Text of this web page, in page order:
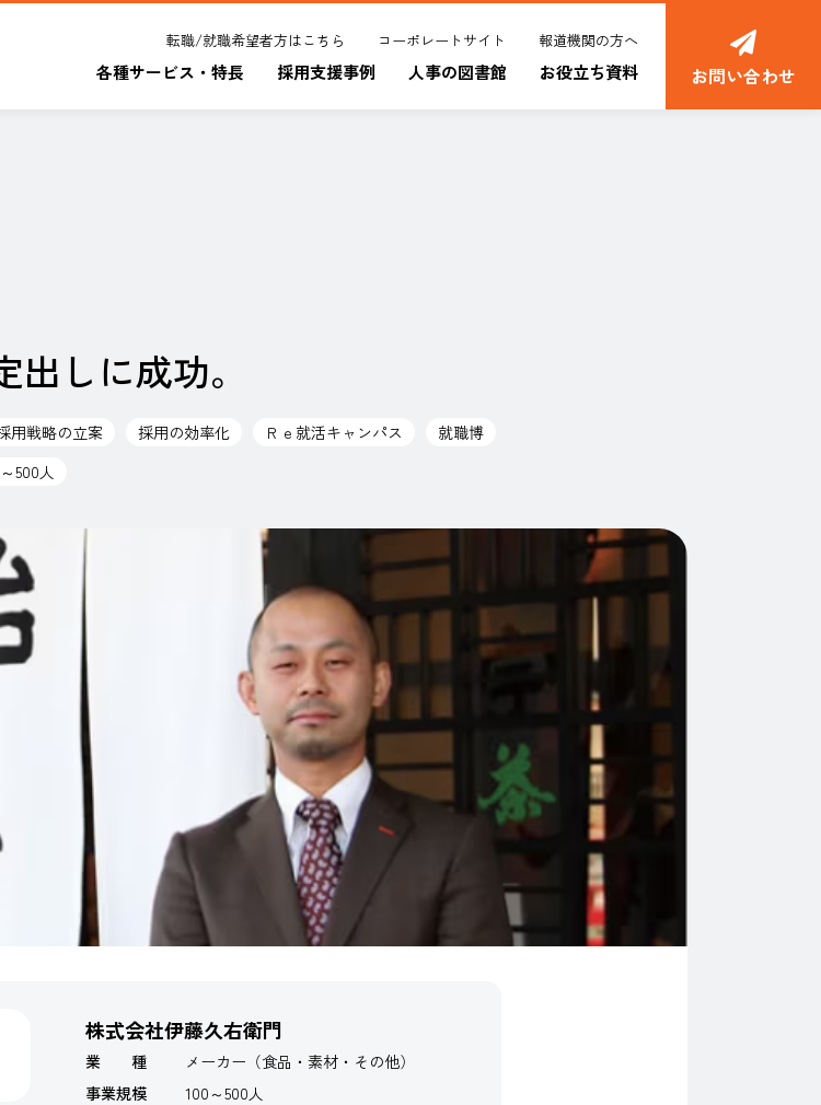
転職/就職希望者方はこちら コーポレートサイト 報道機関の方へ
各種サービス・特長 採用支援事例 人事の図書館 お役立ち資料 お問い合わせ
しに成功。
用戦略の立案 採用の効率化 Ｒｅ就活キャンパス
就職博
500人
株式会社伊藤久右衛門
業 種
メーカー（食品・素材・その他）
事業規模
100～500人